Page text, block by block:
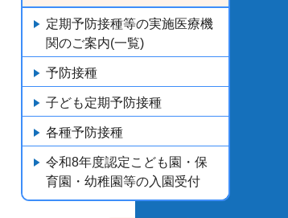
定期予防接種等の実施医療機
関のご案内(一覧)
予防接種
子ども定期予防接種
各種予防接種
令和8年度認定こども園・保
育園・幼稚園等の入園受付